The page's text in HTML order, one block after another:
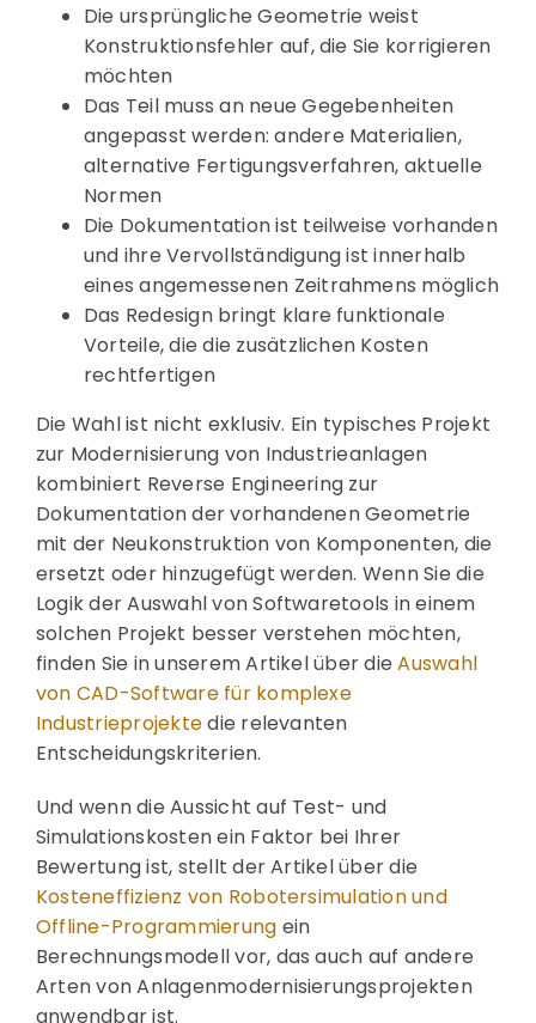
Die ursprüngliche Geometrie weist
Konstruktionsfehler auf, die Sie korrigieren
möchten
Das Teil muss an neue Gegebenheiten
angepasst werden: andere Materialien,
alternative Fertigungsverfahren, aktuelle
Normen
Die Dokumentation ist teilweise vorhanden
und ihre Vervollständigung ist innerhalb
eines angemessenen Zeitrahmens möglich
Das Redesign bringt klare funktionale
Vorteile, die die zusätzlichen Kosten
rechtfertigen
Die Wahl ist nicht exklusiv. Ein typisches Projekt
zur Modernisierung von Industrieanlagen
kombiniert Reverse Engineering zur
Dokumentation der vorhandenen Geometrie
mit der Neukonstruktion von Komponenten, die
ersetzt oder hinzugefügt werden. Wenn Sie die
Logik der Auswahl von Softwaretools in einem
solchen Projekt besser verstehen möchten,
finden Sie in unserem Artikel über dieAuswahl
von CAD-Software für komplexe
Industrieprojektedie relevanten
Entscheidungskriterien.
Und wenn die Aussicht auf Test- und
Simulationskosten ein Faktor bei Ihrer
Bewertung ist, stellt der Artikel über die
Kosteneffizienz von Robotersimulation und
Offline-Programmierung ein
Berechnungsmodell vor, das auch auf andere
Arten von Anlagenmodernisierungsprojekten
anwendbar ist.